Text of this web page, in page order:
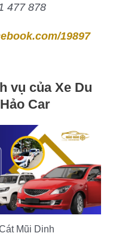
477 878
19897
vụ củaXe Du
Car
Mũi Dinh